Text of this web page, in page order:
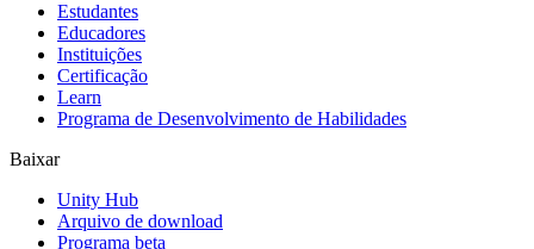
Estudantes
Educadores
Instituições
Certificação
Learn
Programa de Desenvolvimento de Habilidades
Baixar
Unity Hub
Arquivo de download
Programa beta